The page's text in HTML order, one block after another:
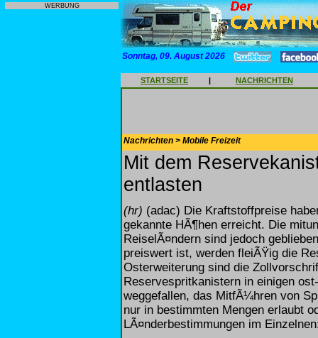
WERBUNG
Sonntag, 09. August 2026
STARTSEITE | NACHRICHTEN
Nachrichten > Mobile Freizeit
Mit dem
entlasten
(hr) (adac) Die Kraftstoffpreise
gekannte HÃ¶hen erreicht. Die
ReiselÃ¤ndern sind jedoch
preiswert ist, werden fleiÃŸig die
Osterweiterung sind die
Reservespritkanistern in einigen
weggefallen, das MitfÃ¼hren von
nur in bestimmten Mengen erlaubt
LÃ¤nderbestimmungen im